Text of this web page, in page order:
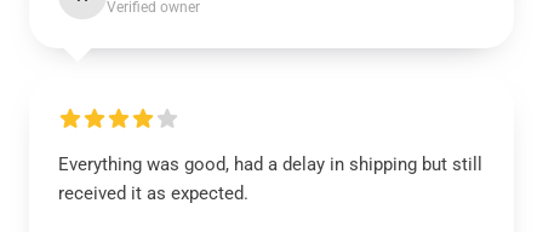
Verified owner
Everything was good, had a delay in shipping but still
received it as expected.